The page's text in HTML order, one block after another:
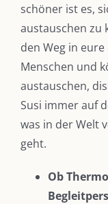
schöner ist es,
austauschen zu
den Weg in
Menschen und
austauschen,
Susi immer auf
was in der Welt
geht.
Ob